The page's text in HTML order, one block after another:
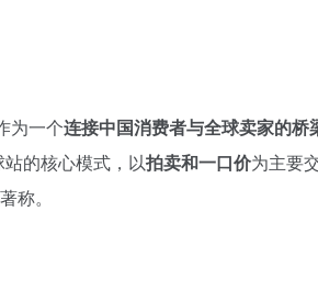
为一个连接中国消费者与全球卖家的桥
的核心模式，以拍卖和一口价为主要
著称。